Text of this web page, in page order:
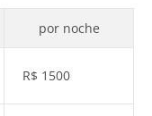
por noche
R$ 1500